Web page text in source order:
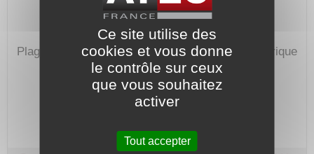
Plage de débit : 0,5 à 24 m³/h.Hauteur manométrique
max. : 17 m.
Code article :204415
Prix : 1 118,80 €
Ce site utilise des
cookies et vous donne
le contrôle sur ceux
que vous souhaitez
activer
Tout accepter